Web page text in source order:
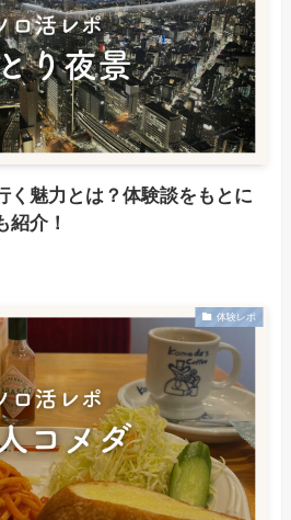
く魅力とは？体験談をもとに
紹介！
体験レポ